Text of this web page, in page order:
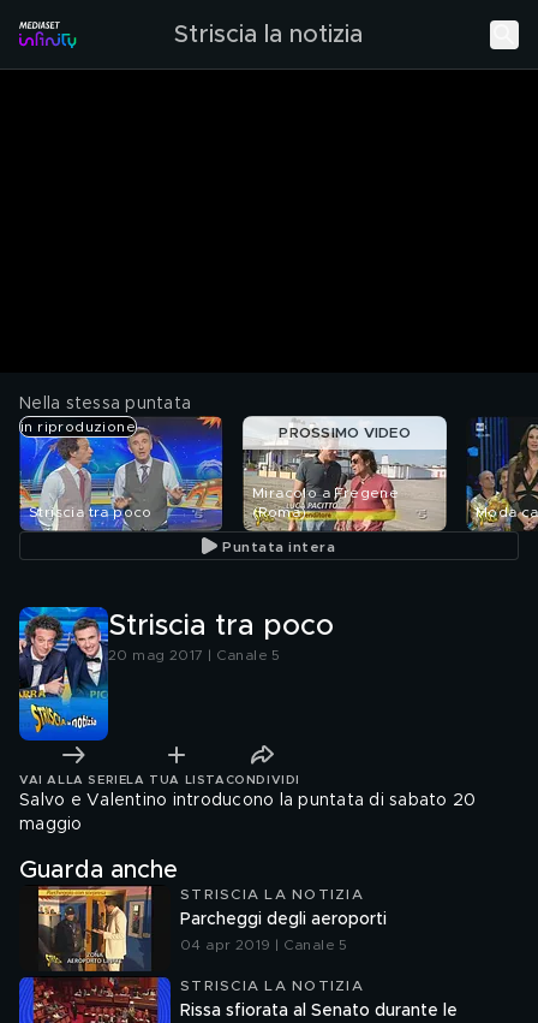
Striscia la notizia
Nella stessa puntata
in riproduzione
Striscia tra poco
Miracolo a Fregene
(Roma)
PROSSIMO VIDEO
Moda
Puntata intera
Striscia tra poco
20 mag 2017 | Canale 5
VAI ALLA SERIE LA TUA LISTA CONDIVIDI
Salvo e Valentino introducono la puntata di sabato 20
maggio
Guarda anche
STRISCIA LA NOTIZIA
Parcheggi degli aeroporti
04 apr 2019 | Canale 5
STRISCIA LA NOTIZIA
Rissa sfiorata al Senato durante le